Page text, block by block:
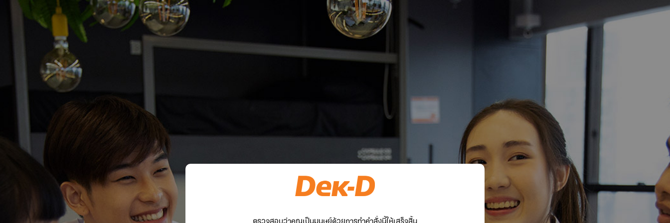
ตรวจสอบว่าคุณเป็นมนุษย์ด้วยการทำคำสั่งนี้ให้เสร็จสิ้น